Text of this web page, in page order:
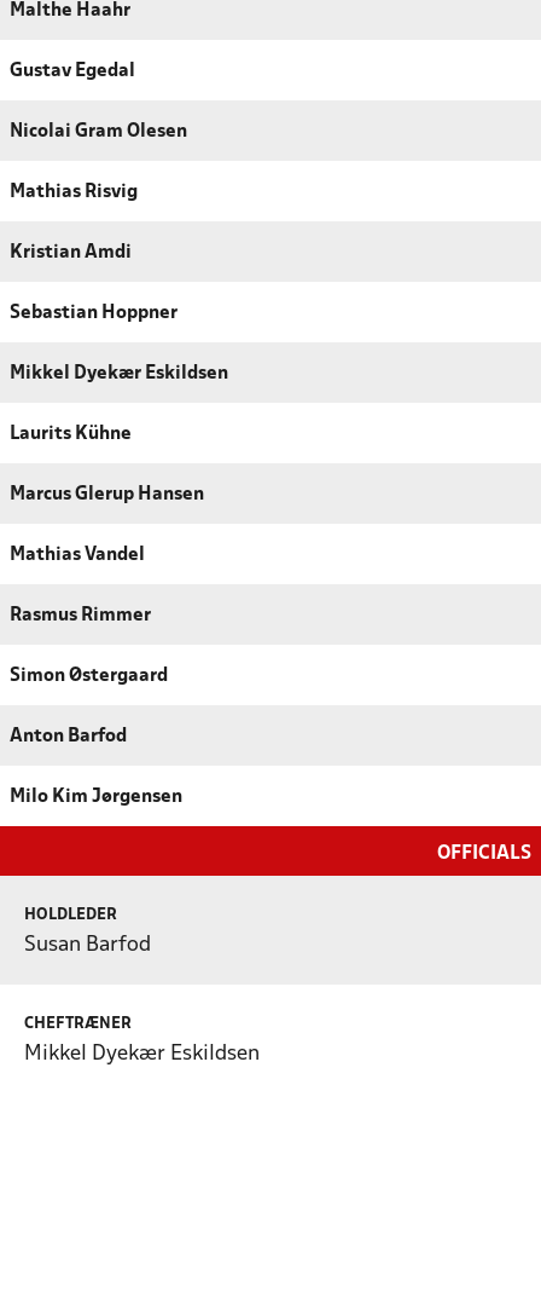
Malthe Haahr
Gustav Egedal
Nicolai Gram Olesen
Mathias Risvig
Kristian Amdi
Sebastian Hoppner
Mikkel Dyekær Eskildsen
Laurits Kühne
Marcus Glerup Hansen
Mathias Vandel
Rasmus Rimmer
Simon Østergaard
Anton Barfod
Milo Kim Jørgensen
OFFICIALS
HOLDLEDER
Susan Barfod
CHEFTRÆNER
Mikkel Dyekær Eskildsen